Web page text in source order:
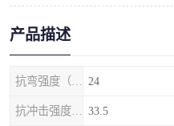
产品描述
24
33.5